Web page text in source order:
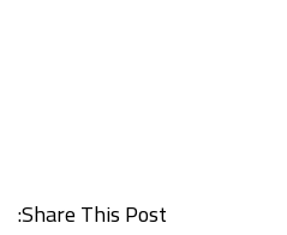
Share This Post: